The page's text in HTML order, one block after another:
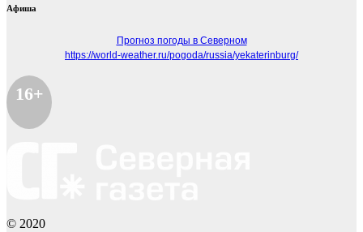
Афиша
Прогноз погоды в Северном
https://world-weather.ru/pogoda/russia/yekaterinburg/
16+
© 2020